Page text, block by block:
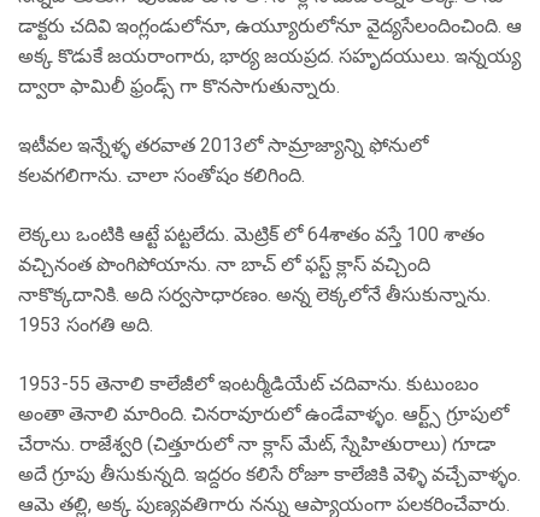
డాక్టరు చదివి ఇంగ్లండులోనూ, ఉయ్యూరులోనూ వైద్యసేలందించింది. ఆ
అక్క కొడుకే జయరాంగారు, భార్య జయప్రద. సహృదయులు. ఇన్నయ్య
ద్వారా ఫామిలీ ఫ్రండ్స్ గా కొనసాగుతున్నారు.
ఇటీవల ఇన్నేళ్ళ తరవాత 2013లో సామ్రాజ్యాన్ని ఫోనులో
కలవగలిగాను. చాలా సంతోషం కలిగింది.
లెక్కలు ఒంటికి ఆట్టే పట్టలేదు. మెట్రిక్ లో 64శాతం వస్తే 100 శాతం
వచ్చినంత పొంగిపోయాను. నా బాచ్ లో ఫస్ట్ క్లాస్ వచ్చింది
నాకొక్కదానికి. అది సర్వసాధారణం. అన్న లెక్కలోనే తీసుకున్నాను.
1953 సంగతి అది.
1953-55 తెనాలి కాలేజీలో ఇంటర్మీడియేట్ చదివాను. కుటుంబం
అంతా తెనాలి మారింది. చినరావూరులో ఉండేవాళ్ళం. ఆర్ట్స్ గ్రూపులో
చేరాను. రాజేశ్వరి (చిత్తూరులో నా క్లాస్ మేట్, స్నేహితురాలు) గూడా
అదే గ్రూపు తీసుకున్నది. ఇద్దరం కలిసే రోజూ కాలేజికి వెళ్ళి వచ్చేవాళ్ళం.
ఆమె తల్లి, అక్క పుణ్యవతిగారు నన్ను ఆప్యాయంగా పలకరించేవారు.